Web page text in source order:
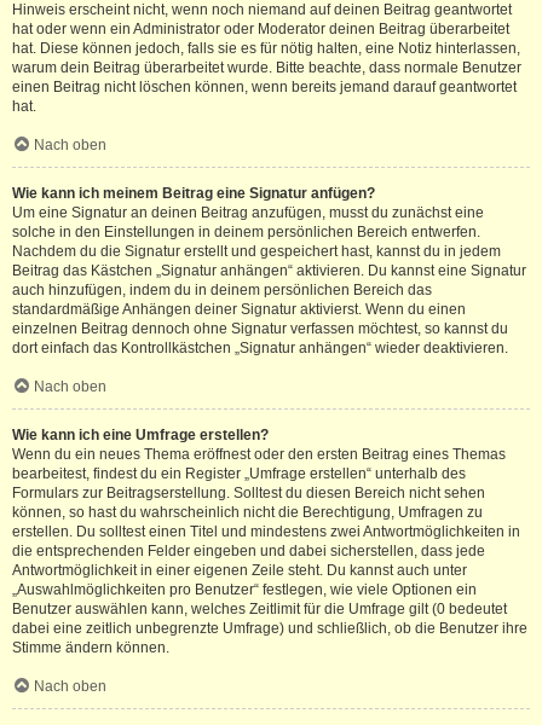
Hinweis erscheint nicht, wenn noch niemand auf deinen Beitrag geantwortet
hat oder wenn ein Administrator oder Moderator deinen Beitrag überarbeitet
hat. Diese können jedoch, falls sie es für nötig halten, eine Notiz hinterlassen,
warum dein Beitrag überarbeitet wurde. Bitte beachte, dass normale Benutzer
einen Beitrag nicht löschen können, wenn bereits jemand darauf geantwortet
hat.
Nach oben
Wie kann ich meinem Beitrag eine Signatur anfügen?
Um eine Signatur an deinen Beitrag anzufügen, musst du zunächst eine
solche in den Einstellungen in deinem persönlichen Bereich entwerfen.
Nachdem du die Signatur erstellt und gespeichert hast, kannst du in jedem
Beitrag das Kästchen „Signatur anhängen“ aktivieren. Du kannst eine Signatur
auch hinzufügen, indem du in deinem persönlichen Bereich das
standardmäßige Anhängen deiner Signatur aktivierst. Wenn du einen
einzelnen Beitrag dennoch ohne Signatur verfassen möchtest, so kannst du
dort einfach das Kontrollkästchen „Signatur anhängen“ wieder deaktivieren.
Nach oben
Wie kann ich eine Umfrage erstellen?
Wenn du ein neues Thema eröffnest oder den ersten Beitrag eines Themas
bearbeitest, findest du ein Register „Umfrage erstellen“ unterhalb des
Formulars zur Beitragserstellung. Solltest du diesen Bereich nicht sehen
können, so hast du wahrscheinlich nicht die Berechtigung, Umfragen zu
erstellen. Du solltest einen Titel und mindestens zwei Antwortmöglichkeiten in
die entsprechenden Felder eingeben und dabei sicherstellen, dass jede
Antwortmöglichkeit in einer eigenen Zeile steht. Du kannst auch unter
„Auswahlmöglichkeiten pro Benutzer“ festlegen, wie viele Optionen ein
Benutzer auswählen kann, welches Zeitlimit für die Umfrage gilt (0 bedeutet
dabei eine zeitlich unbegrenzte Umfrage) und schließlich, ob die Benutzer ihre
Stimme ändern können.
Nach oben